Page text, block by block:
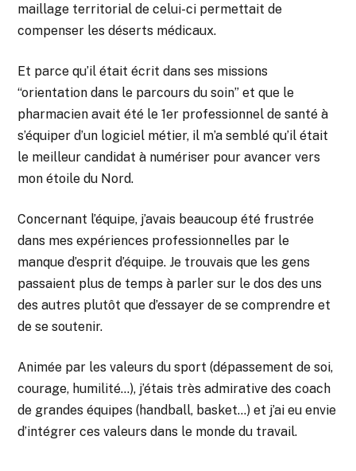
maillage territorial de celui-ci permettait de
compenser les déserts médicaux.
Et parce qu’il était écrit dans ses missions
“orientation dans le parcours du soin” et que le
pharmacien avait été le 1er professionnel de santé à
s’équiper d’un logiciel métier, il m’a semblé qu’il était
le meilleur candidat à numériser pour avancer vers
mon étoile du Nord.
Concernant l’équipe, j’avais beaucoup été frustrée
dans mes expériences professionnelles par le
manque d’esprit d’équipe. Je trouvais que les gens
passaient plus de temps à parler sur le dos des uns
des autres plutôt que d’essayer de se comprendre et
de se soutenir.
Animée par les valeurs du sport (dépassement de soi,
courage, humilité…), j’étais très admirative des coach
de grandes équipes (handball, basket…) et j’ai eu envie
d’intégrer ces valeurs dans le monde du travail.